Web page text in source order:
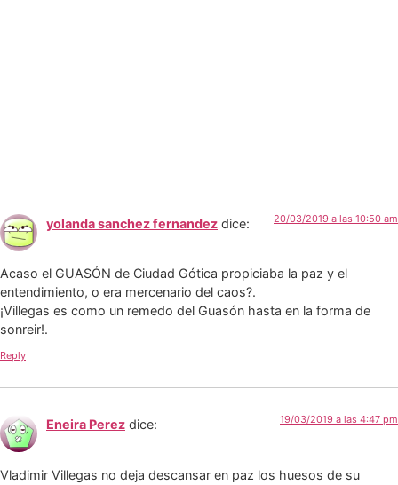
yolanda sanchez fernandez dice: 20/03/2019 a las 10:50 am
Acaso el GUASÓN de Ciudad Gótica propiciaba la paz y el
entendimiento, o era mercenario del caos?.
¡Villegas es como un remedo del Guasón hasta en la forma de
sonreir!.
Reply
Eneira Perez dice: 19/03/2019 a las 4:47 pm
Vladimir Villegas no deja descansar en paz los huesos de su